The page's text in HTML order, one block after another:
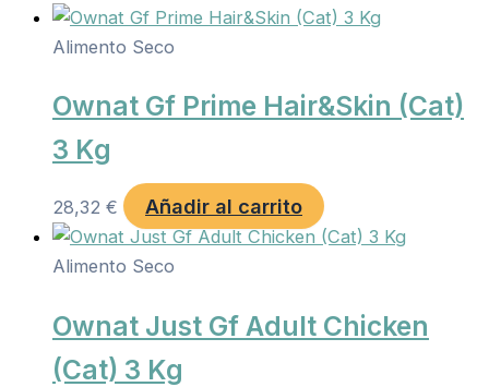
Alimento Seco
Ownat Gf Prime Hair&Skin (Cat)
3 Kg
28,32 € Añadir al carrito
Alimento Seco
Ownat Just Gf Adult Chicken
(Cat) 3 Kg